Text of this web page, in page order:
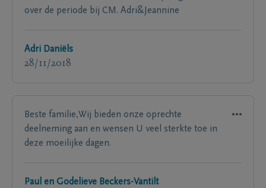
over de periode bij CM. Adri&Jeannine
Adri Daniëls
28/11/2018
Beste familie,Wij bieden onze oprechte
deelneming aan en wensen U veel sterkte toe in
deze moeilijke dagen.
Paul en Godelieve Beckers-Vantilt